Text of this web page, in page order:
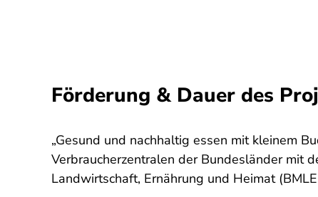
Förderung & Dauer des
„Gesund und nachhaltig essen mit kleinem
Verbraucherzentralen der Bundesländer mit
Landwirtschaft, Ernährung und Heimat